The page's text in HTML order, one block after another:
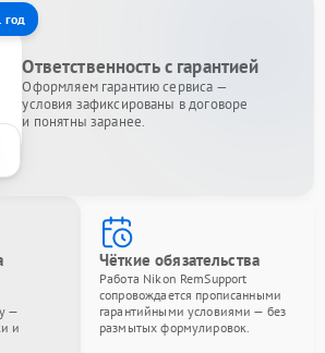
год
Ответственность с гарантией
Оформляем гарантию сервиса —
условия зафиксированы в договоре
и понятны заранее.
—
и
Чёткие обязательства
Работа Nikon RemSupport
сопровождается прописанными
гарантийными условиями — без
размытых формулировок.